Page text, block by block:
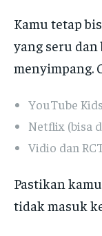
Kamu tetap
yang seru
menyimpang.
YouTube
Netflix (bisa
Vidio dan
Pastikan
tidak masuk